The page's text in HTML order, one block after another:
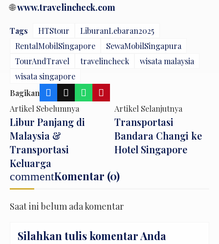
🌐www.travelincheck.com
Tags HTStour
LiburanLebaran2025
RentalMobilSingapore
SewaMobilSingapura
TourAndTravel
travelincheck
wisata malaysia
wisata singapore
Bagikan
Artikel Sebelumnya
Libur Panjang di
Malaysia &
Transportasi
Keluarga
Artikel Selanjutnya
Transportasi
Bandara Changi ke
Hotel Singapore
commentKomentar (0)
Saat ini belum ada komentar
Silahkan tulis komentar Anda